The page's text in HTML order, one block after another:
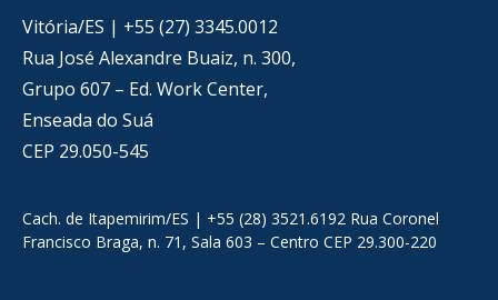
Vitória/ES | +55 (27) 3345.0012
Rua José Alexandre Buaiz, n. 300,
Grupo 607 – Ed. Work Center,
Enseada do Suá
CEP 29.050-545
Cach. de Itapemirim/ES | +55 (28) 3521.6192 Rua Coronel
Francisco Braga, n. 71, Sala 603 – Centro CEP 29.300-220